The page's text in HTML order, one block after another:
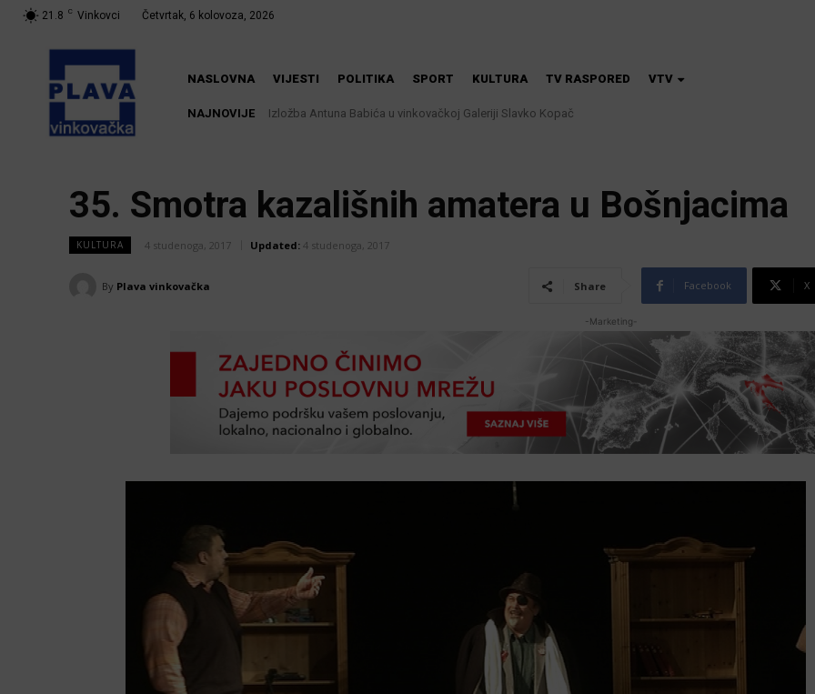
21.8 C Vinkovci Četvrtak, 6 kolovoza, 2026
NASLOVNA VIJESTI POLITIKA SPORT KULTURA TV RASPORED VTV
NAJNOVIJE Izložba Antuna Babića u vinkovačkoj Galeriji Slavko Kopač
35. Smotra kazališnih amatera u Bošnjacima
KULTURA 4 studenoga, 2017 Updated: 4 studenoga, 2017
By Plava vinkovačka Share Facebook X
-Marketing-